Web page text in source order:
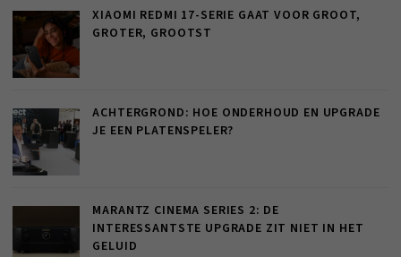
XIAOMI REDMI 17-SERIE GAAT VOOR GROOT,
GROTER, GROOTST
ACHTERGROND: HOE ONDERHOUD EN UPGRADE
JE EEN PLATENSPELER?
MARANTZ CINEMA SERIES 2: DE
INTERESSANTSTE UPGRADE ZIT NIET IN HET
GELUID